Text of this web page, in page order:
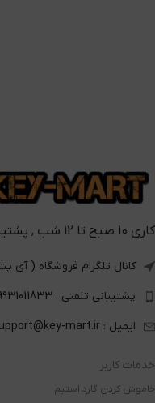
کاری 10 صبح تا 12 شب , پشتیبانی 24 ساعته
کانال تلگرام فروشگاه ( آی
پشتیبانی تلفنی : 09931011833 - 09354921825
ایمیل : Support@key-mart.ir
خدمات کاربر
خاموش کردن گارد استیم